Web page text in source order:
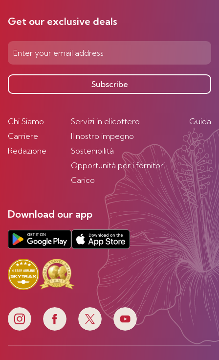
Get our exclusive deals
Subscribe
Chi Siamo
Carriere
Redazione
Servizi in elicottero
Il nostro impegno
Sostenibilità
Opportunità per i fornitori
Carico
Guida
Download our app